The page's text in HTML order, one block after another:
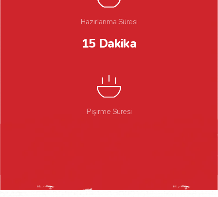
Hazırlanma Süresi
15 Dakika
Pişirme Süresi